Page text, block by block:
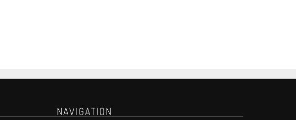
NAVIGATION